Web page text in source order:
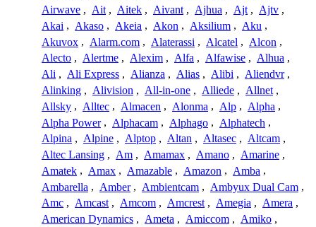
Airwave , Ait , Aitek , Aivant , Ajhua , Ajt , Ajtv ,
Akai , Akaso , Akeia , Akon , Aksilium , Aku ,
Akuvox , Alarm.com , Alaterassi , Alcatel , Alcon ,
Alecto , Alertme , Alexim , Alfa , Alfawise , Alhua ,
Ali , Ali Express , Alianza , Alias , Alibi , Aliendvr ,
Alinking , Alivision , All-in-one , Alliede , Allnet ,
Allsky , Alltec , Almacen , Alonma , Alp , Alpha ,
Alpha Power , Alphacam , Alphago , Alphatech ,
Alpina , Alpine , Alptop , Altan , Altasec , Altcam ,
Altec Lansing , Am , Amamax , Amano , Amarine ,
Amatek , Amax , Amazable , Amazon , Amba ,
Ambarella , Amber , Ambientcam , Ambyux Dual Cam ,
Amc , Amcast , Amcom , Amcrest , Amegia , Amera ,
American Dynamics , Ameta , Amiccom , Amiko ,